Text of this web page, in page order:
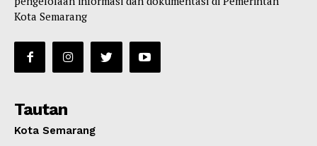
Kota Semarang
Tautan
Kota Semarang